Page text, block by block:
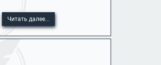
Читать далее...